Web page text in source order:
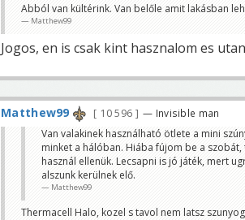
Abból van kültérink. Van belőle amit lakásban
Matthew99
Jogos, en is csak kint hasznalom es
Matthew99 10 596 — Invisible man
Van valakinek használható ötlete a mini
minket a hálóban. Hiába fújom be a
használ ellenük. Lecsapni is jó játék, mert
alszunk kerülnek elő.
Matthew99
Thermacell Halo, kozel s tavol nem latsz